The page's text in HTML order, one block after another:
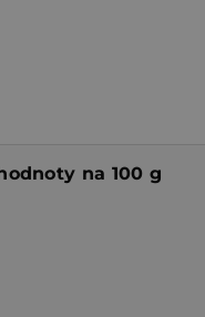
na 100 g